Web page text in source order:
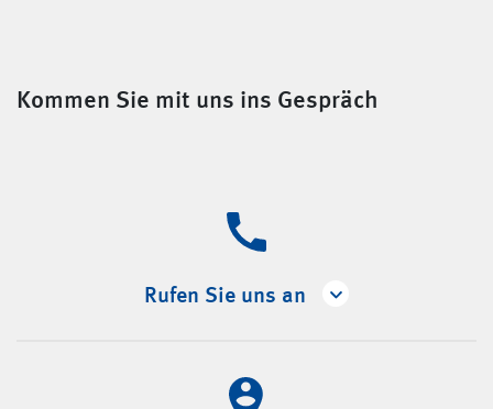
Kommen Sie mit uns ins Gespräch
Rufen Sie uns an